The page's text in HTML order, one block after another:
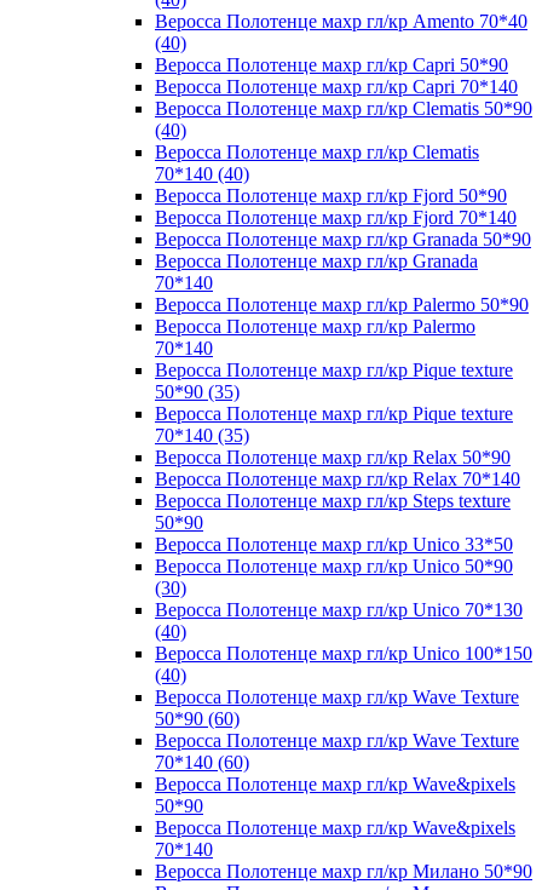
Веросса Полотенце махр гл/кр Amento 70*40
(40)
Веросса Полотенце махр гл/кр Capri 50*90
Веросса Полотенце махр гл/кр Capri 70*140
Веросса Полотенце махр гл/кр Clematis 50*90
(40)
Веросса Полотенце махр гл/кр Clematis
70*140 (40)
Веросса Полотенце махр гл/кр Fjord 50*90
Веросса Полотенце махр гл/кр Fjord 70*140
Веросса Полотенце махр гл/кр Granada 50*90
Веросса Полотенце махр гл/кр Granada
70*140
Веросса Полотенце махр гл/кр Palermo 50*90
Веросса Полотенце махр гл/кр Palermo
70*140
Веросса Полотенце махр гл/кр Pique texture
50*90 (35)
Веросса Полотенце махр гл/кр Pique texture
70*140 (35)
Веросса Полотенце махр гл/кр Relax 50*90
Веросса Полотенце махр гл/кр Relax 70*140
Веросса Полотенце махр гл/кр Steps texture
50*90
Веросса Полотенце махр гл/кр Unico 33*50
Веросса Полотенце махр гл/кр Unico 50*90
(30)
Веросса Полотенце махр гл/кр Unico 70*130
(40)
Веросса Полотенце махр гл/кр Unico 100*150
(40)
Веросса Полотенце махр гл/кр Wave Texture
50*90 (60)
Веросса Полотенце махр гл/кр Wave Texture
70*140 (60)
Веросса Полотенце махр гл/кр Wave&pixels
50*90
Веросса Полотенце махр гл/кр Wave&pixels
70*140
Веросса Полотенце махр гл/кр Милано 50*90